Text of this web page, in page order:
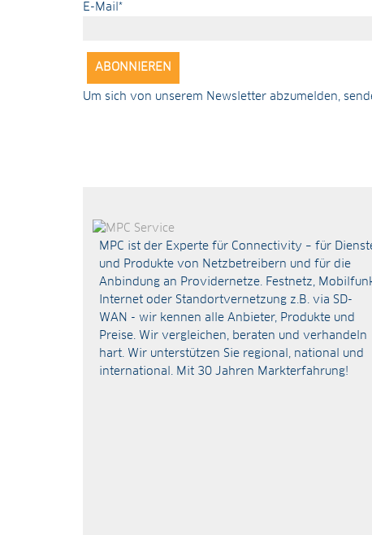
E-Mail*
Um sich von unserem Newsletter abzumelden,
MPC ist der Experte für Connectivity – für
und Produkte von Netzbetreibern und für die
Anbindung an Providernetze. Festnetz,
Internet oder Standortvernetzung z.B. via SD-
WAN - wir kennen alle Anbieter, Produkte und
Preise. Wir vergleichen, beraten und verhandeln
hart. Wir unterstützen Sie regional, national und
international. Mit 30 Jahren Markterfahrung!